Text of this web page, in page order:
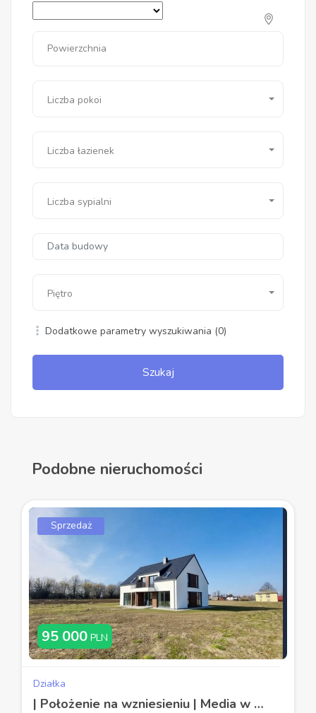
Powierzchnia
Liczba pokoi
Liczba łazienek
Liczba sypialni
Piętro
Dodatkowe parametry wyszukiwania (0)
Szukaj
Podobne nieruchomości
Sprzedaż
95 000 PLN
Działka
| Położenie na wzniesieniu | Media w sąsiedztwie |